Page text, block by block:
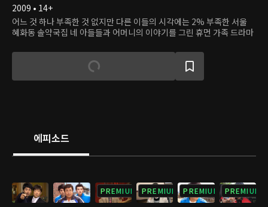
2009 • 14+
어느 것 하나 부족한 것 없지만 다른 이들의 시각에는 2% 부족한 서울
혜화동 솔약국집 네 아들들과 어머니의 이야기를 그린 휴먼 가족 드라마
에피소드
PREMIUM PREMIUM PREMIUM PREMIUM